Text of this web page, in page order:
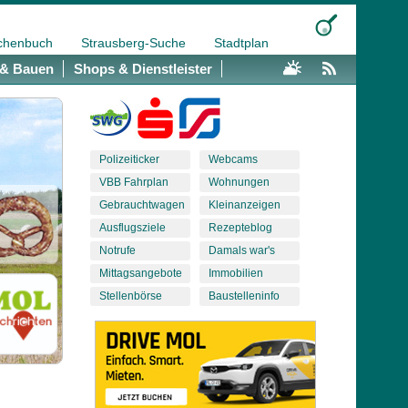
Strausberg-Suche Stadtplan
Bauen Shops & Dienstleister
Polizeiticker
VBB Fahrplan
Gebrauchtwagen
Ausflugsziele
Notrufe
Mittagsangebote
Stellenbörse
Webcams
Wohnungen
Kleinanzeigen
Rezepteblog
Damals war's
Immobilien
Baustelleninfo